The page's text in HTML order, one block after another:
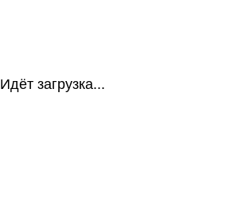
Идёт загрузка...